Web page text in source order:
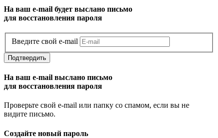
На ваш e-mail будет выслано письмо
для восстановления пароля
Введите свой e-mail
Подтвердить
На ваш e-mail выслано письмо
для восстановления пароля
Проверьте свой e-mail или папку со спамом, если вы не
видите письмо.
Создайте новый пароль